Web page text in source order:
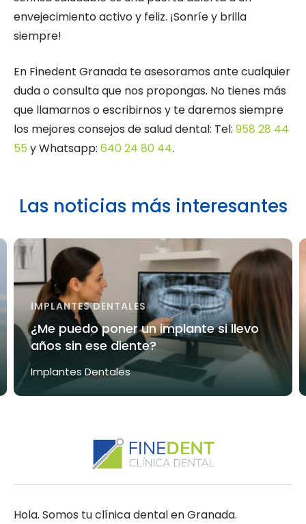
envejecimiento activo y feliz. ¡Sonríe y brilla
siempre!
En Finedent Granada te asesoramos ante cualquier
duda o consulta que nos propongas. No tienes más
que llamarnos o escribirnos y te daremos siempre
los mejores consejos de salud dental: Tel: 958 28 44
55 y Whatsapp: 640 24 80 44.
Las noticias más interesantes
IMPLANTES DENTALES
¿Me puedo poner un implante si llevo
años sin ese diente?
Implantes Dentales
Hola. Somos tu clínica dental en Granada.